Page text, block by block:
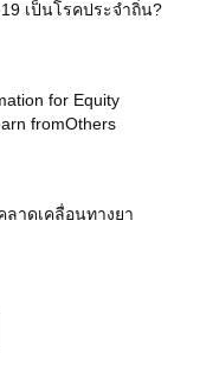
เป็นโรคประจำถิ่น?
for Equity
fromOthers
ลาดเคลื่อนทางยา